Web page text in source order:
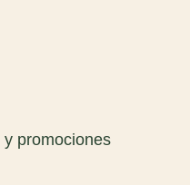
promociones